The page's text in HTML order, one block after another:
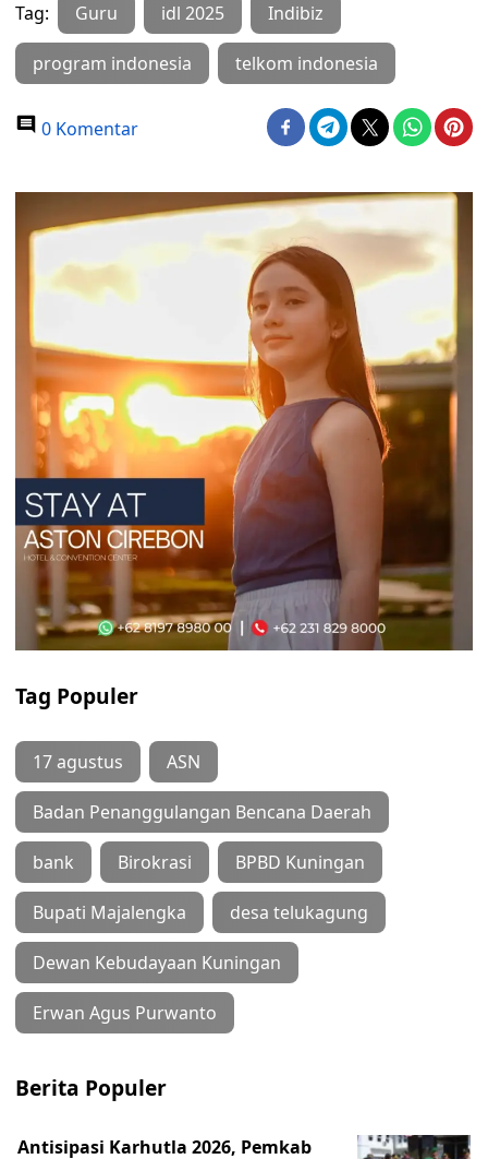
Tag: Guru idl 2025 Indibiz
program indonesia telkom indonesia
0 Komentar
Tag Populer
17 agustus ASN
Badan Penanggulangan Bencana Daerah
bank Birokrasi BPBD Kuningan
Bupati Majalengka desa telukagung
Dewan Kebudayaan Kuningan
Erwan Agus Purwanto
Berita Populer
Antisipasi Karhutla 2026, Pemkab